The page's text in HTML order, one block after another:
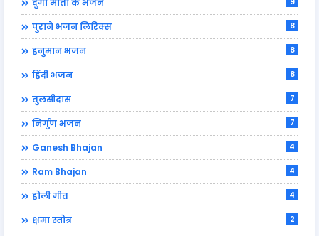
दुर्गा माता के भजन
पुराने भजन लिरिक्स 8
हनुमान भजन 8
हिंदी भजन 8
तुलसीदास 7
निर्गुण भजन 7
Ganesh Bhajan 4
Ram Bhajan 4
होली गीत 4
क्षमा स्तोत्र 2